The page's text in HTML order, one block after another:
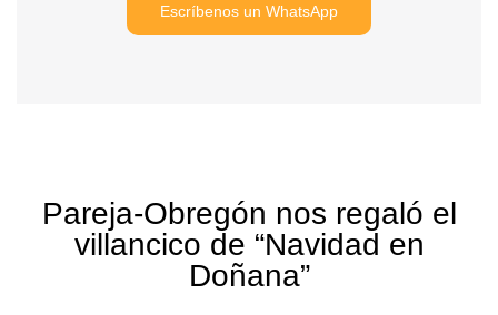
Escríbenos un WhatsApp
Pareja-Obregón nos regaló el
villancico de “Navidad en
Doñana”